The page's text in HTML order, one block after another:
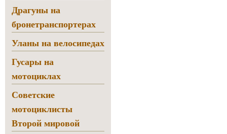
Драгуны на
бронетранспортерах
Уланы на велосипедах
Гусары на
мотоциклах
Советские
мотоциклисты
Второй мировой